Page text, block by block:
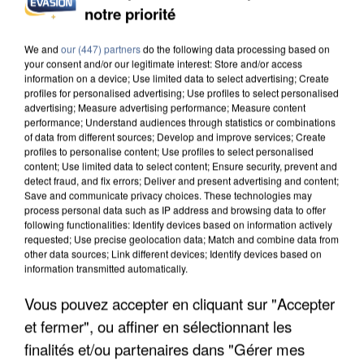
UNE TOURISTE DE L’OISE EMPORTÉE PAR UNE
LES DONNÉES DE 300 000 CLIENTS DÉROBÉES À
INTERMARCHÉ APRÈS UNE...
notre priorité
We and our (447) partnersdo the following data processing based on
your consent and/or our legitimate interest: Store and/or access
information on a device; Use limited data to select advertising; Create
profiles for personalised advertising; Use profiles to select personalised
advertising; Measure advertising performance; Measure content
performance; Understand audiences through statistics or combinations
of data from different sources; Develop and improve services; Create
profiles to personalise content; Use profiles to select personalised
content; Use limited data to select content; Ensure security, prevent and
detect fraud, and fix errors; Deliver and present advertising and content;
Save and communicate privacy choices. These technologies may
process personal data such as IP address and browsing data to offer
following functionalities: Identify devices based on information actively
requested; Use precise geolocation data; Match and combine data from
other data sources; Link different devices; Identify devices based on
information transmitted automatically.
Vous pouvez accepter en cliquant sur "Accepter
et fermer", ou affiner en sélectionnant les
finalités et/ou partenaires dans "Gérer mes